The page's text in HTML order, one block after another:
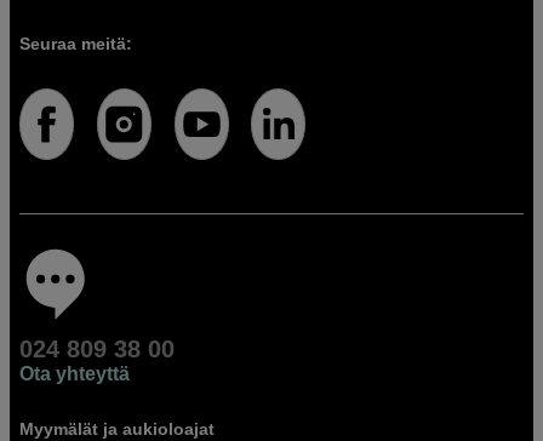
Seuraa meitä:
024 809 38 00
Ota yhteyttä
Myymälät ja aukioloajat